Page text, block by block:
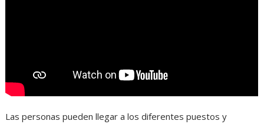
Las personas pueden llegar a los diferentes puestos y